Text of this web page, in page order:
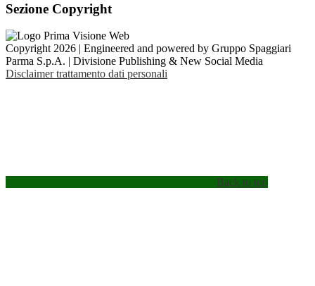
Sezione Copyright
Copyright 2026 | Engineered and powered by Gruppo Spaggiari
Parma S.p.A. | Divisione Publishing & New Social Media
Disclaimer trattamento dati personali
Back to top